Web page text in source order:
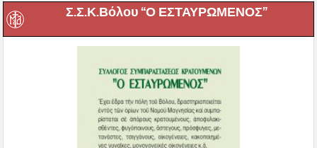
Σ.Σ.Κ.Βόλου “Ο ΕΣΤΑΥΡΩΜΕΝΟΣ”